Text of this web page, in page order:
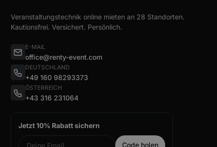
Veranstaltungstechnik online mieten an 28 Standorten.
Kautionsfrei. Versichert. Persönlich.
E-MAIL
office@renty-event.com
DEUTSCHLAND
+49 160 98293373
ÖSTERREICH
+43 316 231064
Jetzt 10% Rabatt sichern